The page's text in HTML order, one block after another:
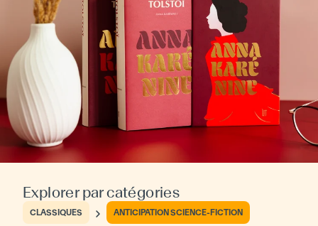
Explorer par catégories
CLASSIQUES ANTICIPATION SCIENCE-FICTION